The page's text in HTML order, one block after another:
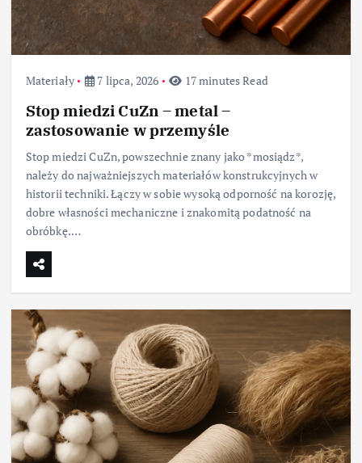
Materiały 7 lipca, 2026 17 minutes Read
Stop miedzi CuZn – metal –
zastosowanie w przemyśle
Stop miedzi CuZn, powszechnie znany jako *mosiądz*,
należy do najważniejszych materiałów konstrukcyjnych w
historii techniki. Łączy w sobie wysoką odporność na korozję,
dobre własności mechaniczne i znakomitą podatność na
obróbkę.…